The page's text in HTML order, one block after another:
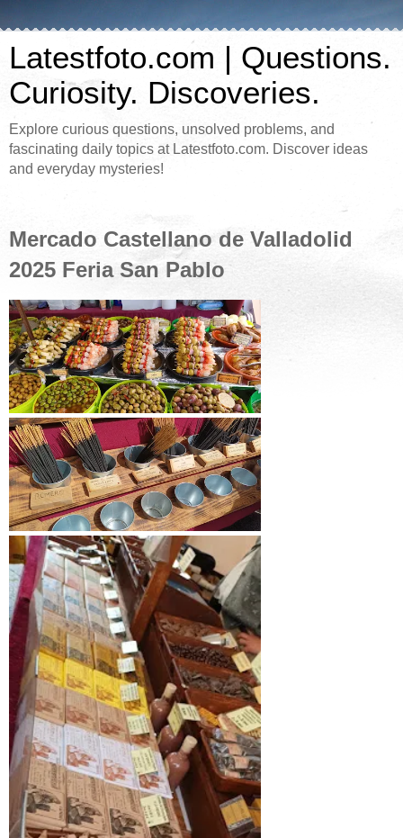
Latestfoto.com | Questions.
Curiosity. Discoveries.
Explore curious questions, unsolved problems, and
fascinating daily topics at Latestfoto.com. Discover ideas
and everyday mysteries!
Mercado Castellano de Valladolid
2025 Feria San Pablo